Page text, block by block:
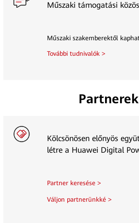
Műszaki támogatási
Műszaki szakemberektől
További tudnivalók >
Partnerek
Kölcsönösen előnyös
létre a Huawei Digital
Partner keresése >
Váljon partnerünkké >